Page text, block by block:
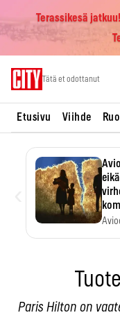
Terassikesä
Tätä et odottanut
Etusivu Viihde
Paris Hilton on